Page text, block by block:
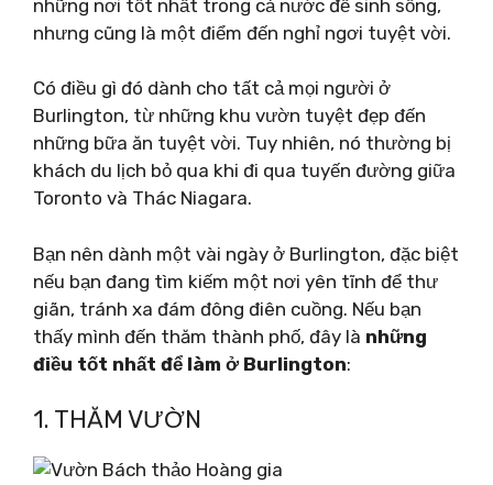
những nơi tốt nhất trong cả nước để sinh sống,
nhưng cũng là một điểm đến nghỉ ngơi tuyệt vời.
Có điều gì đó dành cho tất cả mọi người ở
Burlington, từ những khu vườn tuyệt đẹp đến
những bữa ăn tuyệt vời. Tuy nhiên, nó thường bị
khách du lịch bỏ qua khi đi qua tuyến đường giữa
Toronto và Thác Niagara.
Bạn nên dành một vài ngày ở Burlington, đặc biệt
nếu bạn đang tìm kiếm một nơi yên tĩnh để thư
giãn, tránh xa đám đông điên cuồng. Nếu bạn
thấy mình đến thăm thành phố, đây là những
điều tốt nhất để làm ở Burlington:
1. THĂM VƯỜN